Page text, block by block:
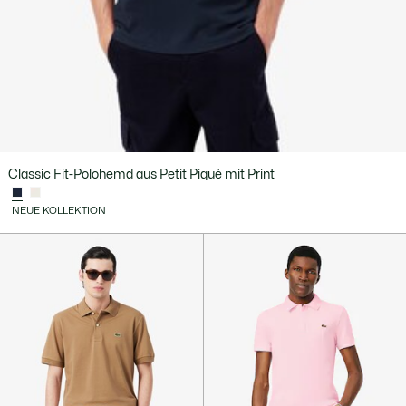
Classic Fit-Polohemd aus Petit Piqué mit Print
NEUE KOLLEKTION